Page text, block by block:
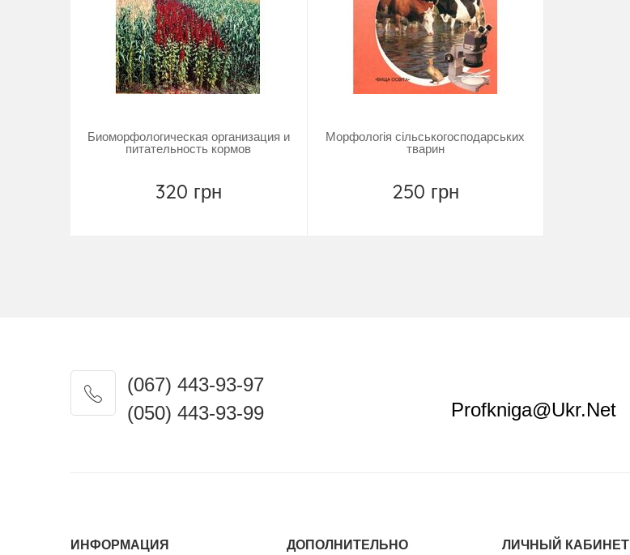
Биоморфологическая организация и
питательность кормов
320 грн
Морфологія сільськогосподарських
тварин
250 грн
(067) 443-93-97
(050) 443-93-99
Profkniga@ukr.net
ИНФОРМАЦИЯ ДОПОЛНИТЕЛЬНО ЛИЧНЫЙ КАБИНЕТ